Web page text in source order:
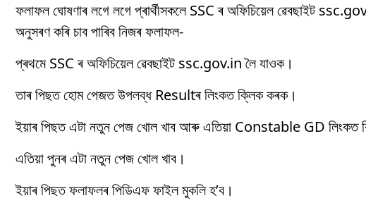
ফলাফল ঘোষণাৰ লগে লগে প্ৰাৰ্থীসকলে SSC ৰ অফিচিয়েল ৱেবছাইট
অনুসৰণ কৰি চাব পাৰিব নিজৰ ফলাফল-
প্ৰথমে SSC ৰ অফিচিয়েল ৱেবছাইট ssc.gov.in লৈ যাওক।
তাৰ পিছত হোম পেজত উপলব্ধ Resultৰ লিংকত ক্লিক কৰক।
ইয়াৰ পিছত এটা নতুন পেজ খোল খাব আৰু এতিয়া Constable GD লিংকত
এতিয়া পুনৰ এটা নতুন পেজ খোল খাব।
ইয়াৰ পিছত ফলাফলৰ পিডিএফ ফাইল মুকলি হ’ব।